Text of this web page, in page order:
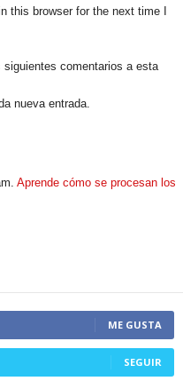
this browser for the next time I
siguientes comentarios a esta
nueva entrada.
Aprende cómo se procesan los
ME GUSTA
SEGUIR